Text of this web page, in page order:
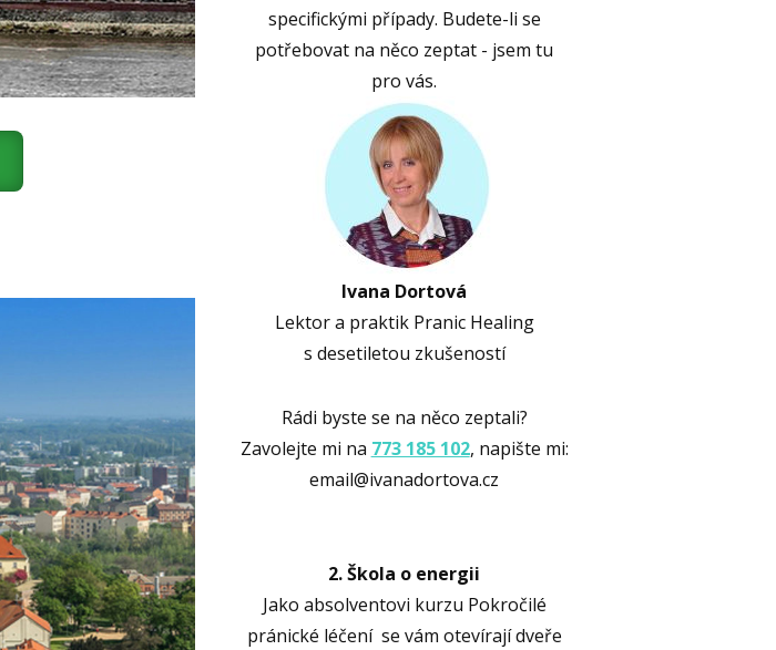
specifickými případy. Budete-li se
potřebovat na něco zeptat - jsem tu
pro vás.
Ivana Dortová
Lektor a praktik Pranic Healing
s desetiletou zkušeností
Rádi byste se na něco zeptali?
Zavolejte mi na 773 185 102, napište mi:
email@ivanadortova.cz
2. Škola o energii
Jako absolventovi kurzu Pokročilé
pránické léčení se vám otevírají dveře